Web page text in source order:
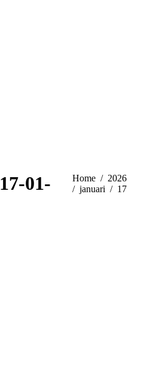
17-01-
Je bent hier:
Home
2026
januari
17